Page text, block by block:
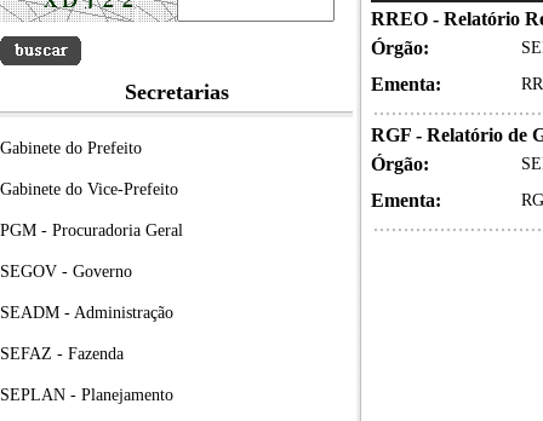
Secretarias
Gabinete do Prefeito
Gabinete do Vice-Prefeito
PGM - Procuradoria Geral
SEGOV - Governo
SEADM - Administração
SEFAZ - Fazenda
SEPLAN - Planejamento
RREO - Relatório
Órgão:
Ementa:
RGF - Relatório de
Órgão:
Ementa: